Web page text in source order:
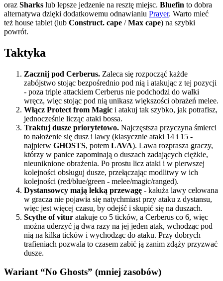
oraz Sharks lub lepsze jedzenie na resztę miejsc. Bluefin to dobra
alternatywa dzięki dodatkowemu odnawianiu Prayer. Warto mieć
też house tablet (lub Construct. cape /Max cape) na szybki
powrót.
Taktyka
Zacznij pod Cerberus. Zaleca się rozpocząć każde
zabójstwo stojąc bezpośrednio pod nią i atakując z tej pozycji
- poza triple attackiem Cerberus nie podchodzi do walki
wręcz, więc stojąc pod nią unikasz większości obrażeń melee.
Włącz Protect from Magic i atakuj tak szybko, jak potrafisz,
jednocześnie licząc ataki bossa.
Traktuj dusze priorytetowo. Najczęstsza przyczyna śmierci
to nałożenie się dusz i lawy (klasycznie ataki 14 i 15 -
najpierw GHOSTS, potem LAVA). Lawa rozprasza graczy,
którzy w panice zapominają o duszach zadających ciężkie,
nieuniknione obrażenia. Po prostu licz ataki i w pierwszej
kolejności obsługuj dusze, przełączając modlitwy w ich
kolejności (red/blue/green - melee/magic/ranged).
Dystansowcy mają lekką przewagę - kałuża lawy celowana
w gracza nie pojawia się natychmiast przy ataku z dystansu,
więc jest więcej czasu, by odejść i skupić się na duszach.
Scythe of vitur atakuje co 5 ticków, a Cerberus co 6, więc
można uderzyć ją dwa razy na jej jeden atak, wchodząc pod
nią na kilka ticków i wychodząc do ataku. Przy dobrych
trafieniach pozwala to czasem zabić ją zanim zdąży przyzwać
dusze.
Wariant “No Ghosts” (mniej zasobów)